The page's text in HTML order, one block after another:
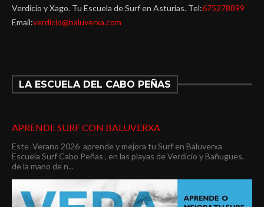
Verdicio y Xago. Tu Escuela de Surf en Asturias. Tel:675278899
Email:verdicio@baluverxa.com
LA ESCUELA DEL CABO PEÑAS
APRENDE SURF CON BALUVERXA
Este Verano 2026 aprende y mejora tu Surf en Baluverxa
Escuela Surf Cabo Peñas , en las playas de Verdicio y Bañugues,
de la mano de n...